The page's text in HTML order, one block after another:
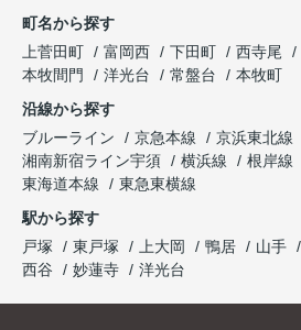
町名から探す
上菅田町
富岡西 下田町 西寺尾
本牧間門
洋光台 常盤台
本牧町
沿線から探す
ブルーライン
京急本線 京浜東北線
湘南新宿ライン宇須
横浜線 根岸線
東海道本線
東急東横線
駅から探す
戸塚
東戸塚 上大岡 鴨居 山手
西谷
妙蓮寺 洋光台